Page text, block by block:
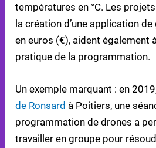
températures en °C. Les
la création d’une application
en euros (€), aident également
pratique de la programmation.
Un exemple marquant : en
de Ronsard à Poitiers, une
programmation de drones a
travailler en groupe pour